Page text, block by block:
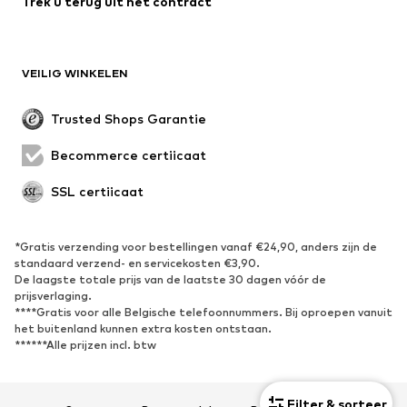
Filter & sorteer
Mantels
Rokken
Evenementen
SCHOENEN
Sneakers
Enkellaarsjes
Pumps & hakken
Laarzen
Sandalen
Sportschoenen
Ballerina's
Muiltjes
VEILIG WINKELEN
Trusted Shops Garantie
Becommerce certificaat
SSL certificaat
*Gratis verzending voor bestellingen vanaf €24,90, anders zijn de
standaard verzend- en servicekosten €3,90.
De laagste totale prijs van de laatste 30 dagen vóór de
prijsverlaging.
****Gratis voor alle Belgische telefoonnummers. Bij oproepen vanuit
het buitenland kunnen extra kosten ontstaan.
******Alle prijzen incl. btw